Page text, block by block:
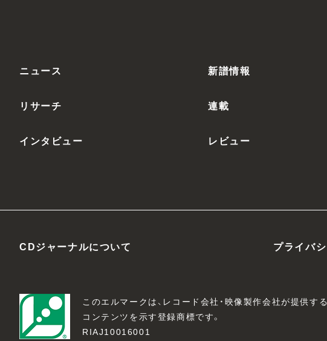
ニュース 新譜情報
リサーチ 連載
インタビュー レビュー
CDジャーナルについて プライバ
このエルマークは、レコード会社・映像製作会社が提供する
コンテンツを示す登録商標です。
RIAJ10016001